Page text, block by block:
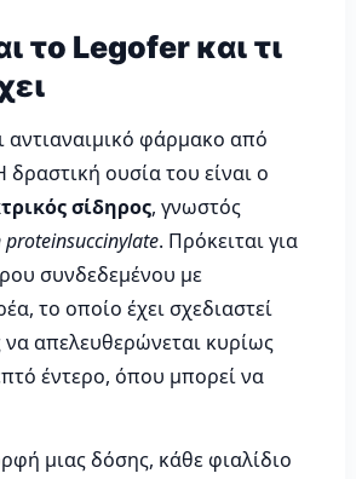
το Legofer και τι
αντιαναιμικό φάρμακο από
ουσία του είναι ο
σίδηρος, γνωστός
. Πρόκειται για
συνδεδεμένου με
το οποίο έχει σχεδιαστεί
απελευθερώνεται κυρίως
έντερο, όπου μπορεί να
μιας δόσης, κάθε φιαλίδιο